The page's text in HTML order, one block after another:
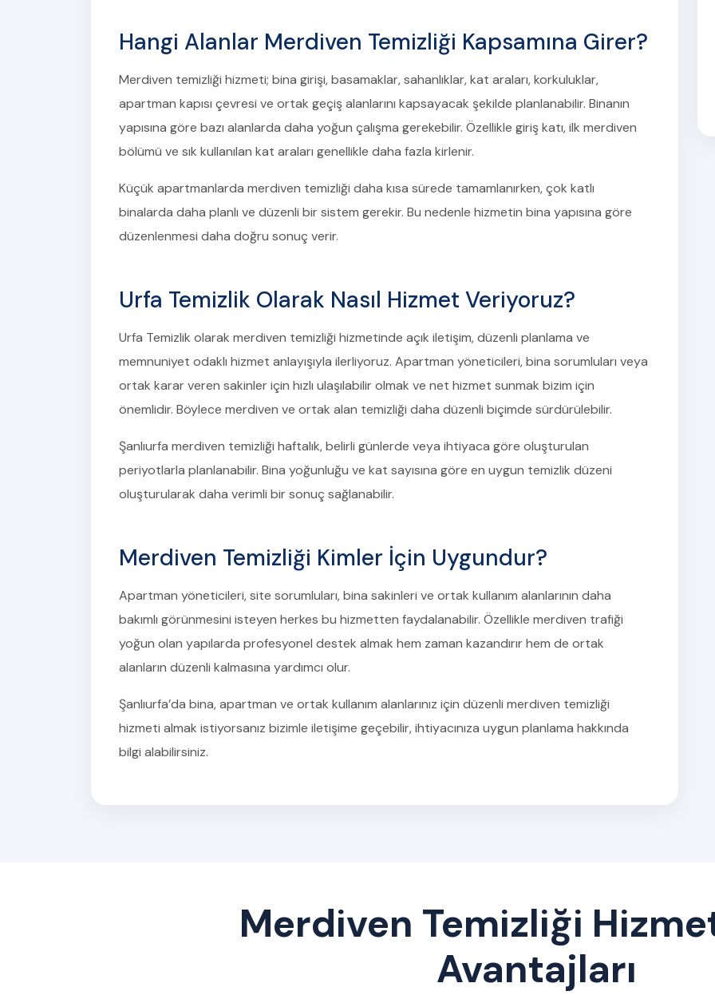
Hangi Alanlar Merdiven Temizliği Kapsamına Girer?
Merdiven temizliği hizmeti; bina girişi, basamaklar, sahanlıklar, kat araları, korkuluklar,
apartman kapısı çevresi ve ortak geçiş alanlarını kapsayacak şekilde planlanabilir. Binanın
yapısına göre bazı alanlarda daha yoğun çalışma gerekebilir. Özellikle giriş katı, ilk merdiven
bölümü ve sık kullanılan kat araları genellikle daha fazla kirlenir.
Küçük apartmanlarda merdiven temizliği daha kısa sürede tamamlanırken, çok katlı
binalarda daha planlı ve düzenli bir sistem gerekir. Bu nedenle hizmetin bina yapısına göre
düzenlenmesi daha doğru sonuç verir.
Urfa Temizlik Olarak Nasıl Hizmet Veriyoruz?
Urfa Temizlik olarak merdiven temizliği hizmetinde açık iletişim, düzenli planlama ve
memnuniyet odaklı hizmet anlayışıyla ilerliyoruz. Apartman yöneticileri, bina sorumluları veya
ortak karar veren sakinler için hızlı ulaşılabilir olmak ve net hizmet sunmak bizim için
önemlidir. Böylece merdiven ve ortak alan temizliği daha düzenli biçimde sürdürülebilir.
Şanlıurfa merdiven temizliği haftalık, belirli günlerde veya ihtiyaca göre oluşturulan
periyotlarla planlanabilir. Bina yoğunluğu ve kat sayısına göre en uygun temizlik düzeni
oluşturularak daha verimli bir sonuç sağlanabilir.
Merdiven Temizliği Kimler İçin Uygundur?
Apartman yöneticileri, site sorumluları, bina sakinleri ve ortak kullanım alanlarının daha
bakımlı görünmesini isteyen herkes bu hizmetten faydalanabilir. Özellikle merdiven trafiği
yoğun olan yapılarda profesyonel destek almak hem zaman kazandırır hem de ortak
alanların düzenli kalmasına yardımcı olur.
Şanlıurfa’da bina, apartman ve ortak kullanım alanlarınız için düzenli merdiven temizliği
hizmeti almak istiyorsanız bizimle iletişime geçebilir, ihtiyacınıza uygun planlama hakkında
bilgi alabilirsiniz.
Merdiven Temizliği
Avantajları